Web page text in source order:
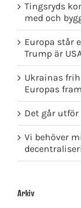
Tingsryds
med och
Europa står
Trump är
Ukrainas
Europas
Det går utför
Vi behöver
Arkiv